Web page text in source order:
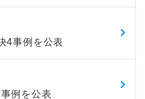
4事例を公表
例を公表